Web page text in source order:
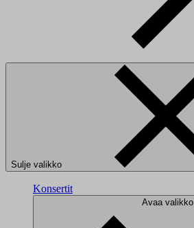
Sulje valikko
Konsertit
Avaa valikko